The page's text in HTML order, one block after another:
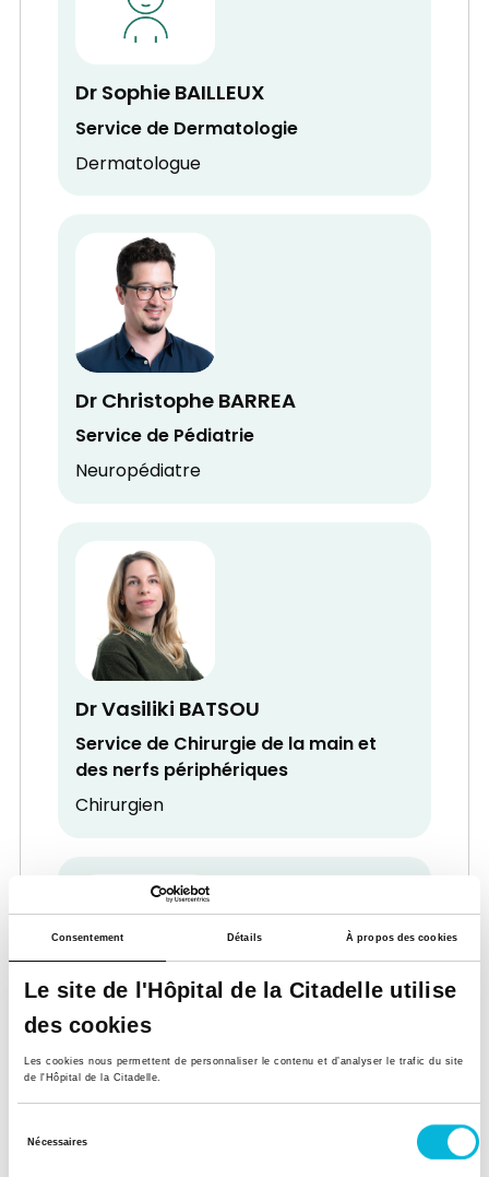
Consentement Détails À propos des cookies
Le site de l'Hôpital de la Citadelle utilise
des cookies
Les cookies nous permettent de personnaliser le contenu et d’analyser le trafic du site
de l'Hôpital de la Citadelle.
Nécessaires
Dr Sophie BAILLEUX
Service de Dermatologie
Dermatologue
Dr Christophe BARREA
Service de Pédiatrie
Neuropédiatre
Dr Vasiliki BATSOU
Service de Chirurgie de la main et
des nerfs périphériques
Chirurgien
Dr Jacques BECKERS
Cardiologue